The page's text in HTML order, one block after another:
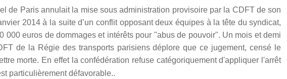
de Paris annulait la mise sous administration provisoire par la CDFT de son
2014 à la suite d’un conflit opposant deux équipes à la tête du syndicat,
000 euros de dommages et intérêts pour "abus de pouvoir". Un mois et demi
de la Régie des transports parisiens déplore que ce jugement, censé le
morte. En effet la confédération refuse catégoriquement d'appliquer l'arrêt
particulièrement défavorable..